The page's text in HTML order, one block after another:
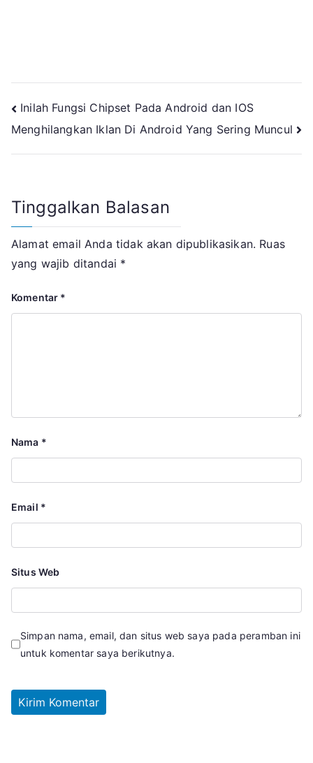
Navigasi
pos
Inilah Fungsi Chipset Pada Android dan IOS
Menghilangkan Iklan Di Android Yang Sering Muncul
Tinggalkan Balasan
Alamat email Anda tidak akan dipublikasikan. Ruas
yang wajib ditandai *
Komentar *
Nama *
Email *
Situs Web
Simpan nama, email, dan situs web saya pada peramban ini
untuk komentar saya berikutnya.